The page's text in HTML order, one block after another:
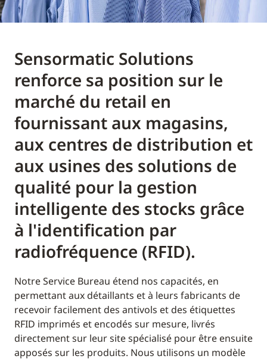
Sensormatic Solutions
renforce sa position sur le
marché du retail en
fournissant aux magasins,
aux centres de distribution et
aux usines des solutions de
qualité pour la gestion
intelligente des stocks grâce
à l'identification par
radiofréquence (RFID).
Notre Service Bureau étend nos capacités, en
permettant aux détaillants et à leurs fabricants de
recevoir facilement des antivols et des étiquettes
RFID imprimés et encodés sur mesure, livrés
directement sur leur site spécialisé pour être ensuite
apposés sur les produits. Nous utilisons un modèle